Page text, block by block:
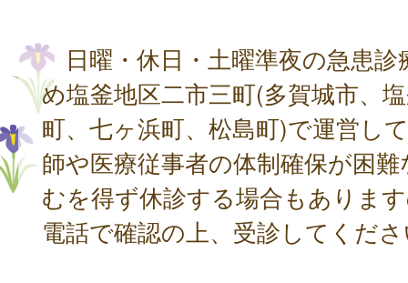
日曜・休日・土曜準夜の急患診
め塩釜地区二市三町(多賀城市、
町、七ヶ浜町、松島町)で運営し
師や医療従事者の体制確保が困
むを得ず休診する場合もありま
電話で確認の上、受診してくだ